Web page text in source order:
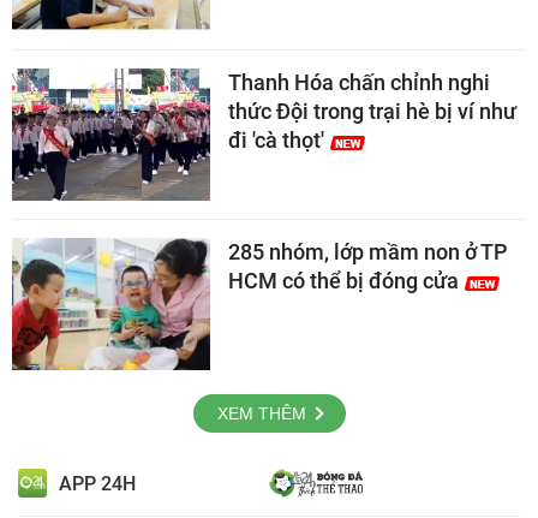
Thanh Hóa chấn chỉnh nghi
thức Đội trong trại hè bị ví như
đi 'cà thọt'
285 nhóm, lớp mầm non ở TP
HCM có thể bị đóng cửa
XEM THÊM
APP 24H